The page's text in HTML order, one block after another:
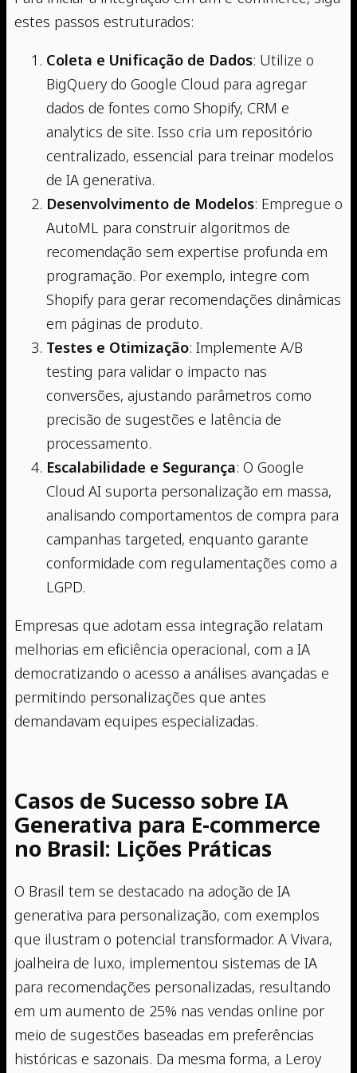
estes passos estruturados:
Coleta e Unificação de Dados: Utilize o
BigQuery do Google Cloud para agregar
dados de fontes como Shopify, CRM e
analytics de site. Isso cria um repositório
centralizado, essencial para treinar modelos
de IA generativa.
Desenvolvimento de Modelos: Empregue o
AutoML para construir algoritmos de
recomendação sem expertise profunda em
programação. Por exemplo, integre com
Shopify para gerar recomendações dinâmicas
em páginas de produto.
Testes e Otimização: Implemente A/B
testing para validar o impacto nas
conversões, ajustando parâmetros como
precisão de sugestões e latência de
processamento.
Escalabilidade e Segurança: O Google
Cloud AI suporta personalização em massa,
analisando comportamentos de compra para
campanhas targeted, enquanto garante
conformidade com regulamentações como a
LGPD.
Empresas que adotam essa integração relatam
melhorias em eficiência operacional, com a IA
democratizando o acesso a análises avançadas e
permitindo personalizações que antes
demandavam equipes especializadas.
Casos de Sucesso sobre IA
Generativa para E-commerce
no Brasil: Lições Práticas
O Brasil tem se destacado na adoção de IA
generativa para personalização, com exemplos
que ilustram o potencial transformador. A Vivara,
joalheira de luxo, implementou sistemas de IA
para recomendações personalizadas, resultando
em um aumento de 25% nas vendas online por
meio de sugestões baseadas em preferências
históricas e sazonais. Da mesma forma, a Leroy